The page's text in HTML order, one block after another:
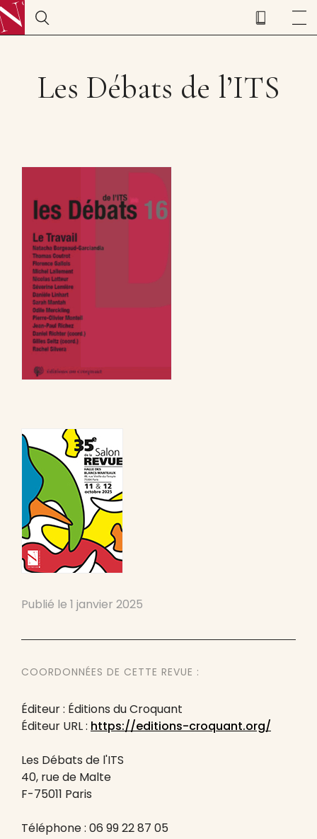
Les Débats de l’ITS
Publié le 1 janvier 2025
COORDONNÉES DE CETTE REVUE :
Éditeur : Éditions du Croquant
Éditeur URL : https://editions-croquant.org/
Les Débats de l'ITS
40, rue de Malte
F-75011 Paris
Téléphone : 06 99 22 87 05